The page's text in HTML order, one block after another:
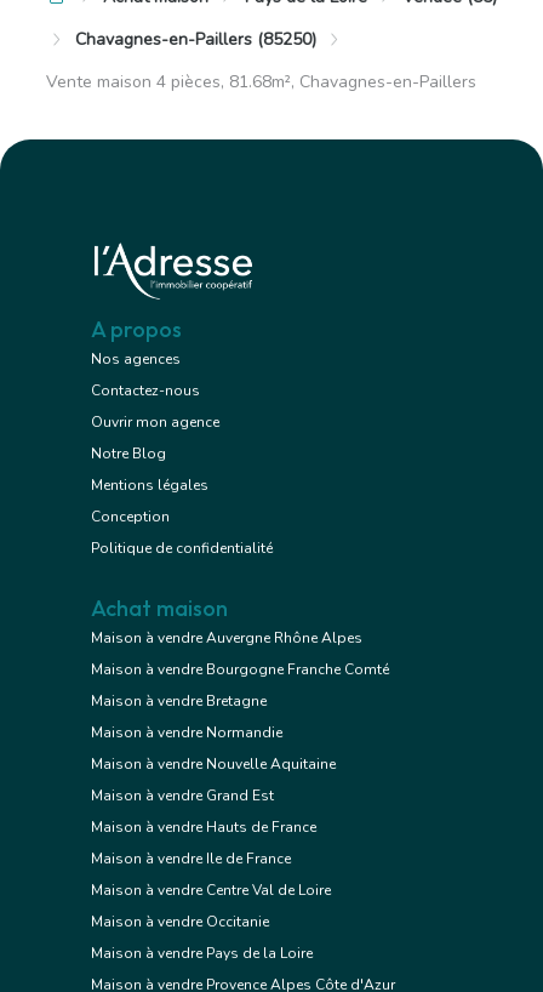
Chavagnes-en-Paillers (85250)
Vente maison 4 pièces, 81.68m², Chavagnes-en-Paillers
A propos
Nos agences
Contactez-nous
Ouvrir mon agence
Notre Blog
Mentions légales
Conception
Politique de confidentialité
Achat maison
Maison à vendre Auvergne Rhône Alpes
Maison à vendre Bourgogne Franche Comté
Maison à vendre Bretagne
Maison à vendre Normandie
Maison à vendre Nouvelle Aquitaine
Maison à vendre Grand Est
Maison à vendre Hauts de France
Maison à vendre Ile de France
Maison à vendre Centre Val de Loire
Maison à vendre Occitanie
Maison à vendre Pays de la Loire
Maison à vendre Provence Alpes Côte d'Azur